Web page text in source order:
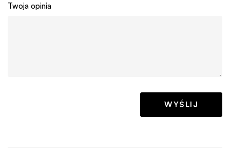
Twoja opinia